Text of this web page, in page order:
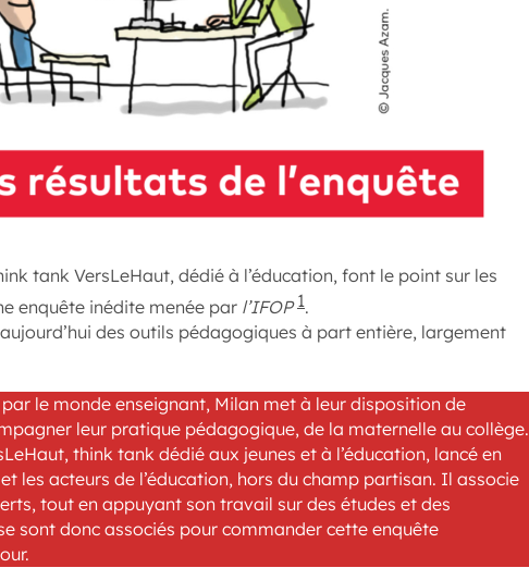
tank VersLeHaut, dédié à l’éducation, font le point sur les
enquête inédite menée par l’IFOP 1.
des outils pédagogiques à part entière, largement
le monde enseignant, Milan met à leur disposition de
leur pratique pédagogique, de la maternelle au collège.
think tank dédié aux jeunes et à l’éducation, lancé en
les acteurs de l’éducation, hors du champ partisan. Il associe
tout en appuyant son travail sur des études et des
sont donc associés pour commander cette enquête